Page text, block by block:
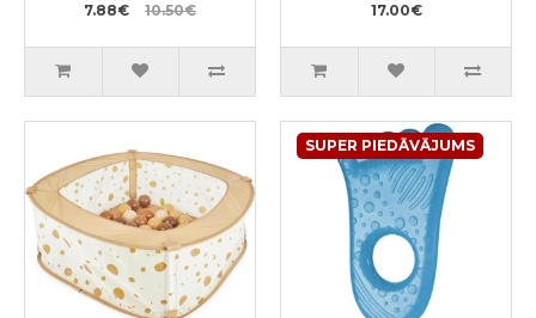
7.88€ 10.50€ 17.00€
SUPER PIEDĀVĀJUMS